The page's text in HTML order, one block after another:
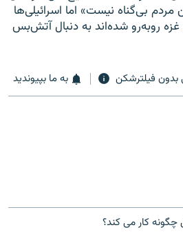
مردم بی‌گناه نیست» اما اسرائیلی‌ها
غزه روبه‌رو شده‌اند به دنبال آتش‌بس
فیلترشکن به ما بپیوندید
چگونه کار می کند؟